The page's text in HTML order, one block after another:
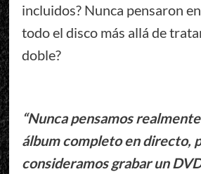
incluidos? Nunca pensaron
todo el disco más allá de
doble?
“Nunca pensamos
álbum completo en directo,
consideramos grabar un